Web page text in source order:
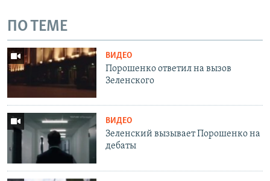
ПО ТЕМЕ
ВИДЕО
Порошенко ответил на вызов
Зеленского
ВИДЕО
Зеленский вызывает Порошенко на
дебаты